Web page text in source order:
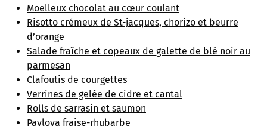
Moelleux chocolat au cœur coulant
Risotto crémeux de St-jacques, chorizo et beurre
d’orange
Salade fraîche et copeaux de galette de blé noir au
parmesan
Clafoutis de courgettes
Verrines de gelée de cidre et cantal
Rolls de sarrasin et saumon
Pavlova fraise-rhubarbe